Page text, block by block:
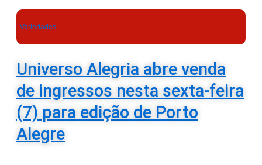
Variedades
Universo Alegria abre venda
de ingressos nesta sexta-feira
(7) para edição de Porto
Alegre